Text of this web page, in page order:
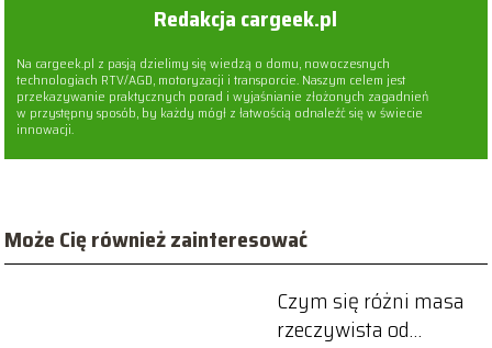
Redakcja cargeek.pl
Na cargeek.pl z pasją dzielimy się wiedzą o domu, nowoczesnych
technologiach RTV/AGD, motoryzacji i transporcie. Naszym celem jest
przekazywanie praktycznych porad i wyjaśnianie złożonych zagadnień
w przystępny sposób, by każdy mógł z łatwością odnaleźć się w świecie
innowacji.
Może Cię również zainteresować
Czym się różni masa
rzeczywista od